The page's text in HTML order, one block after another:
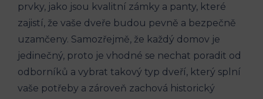
prvky, jako jsou kvalitní zámky a panty, které
zajistí, že vaše dveře budou pevně a bezpečně
uzamčeny. Samozřejmě, že každý domov je
jedinečný, proto je vhodné se nechat poradit od
odborníků a vybrat takový typ dveří, který splní
vaše potřeby a zároveň zachová historický